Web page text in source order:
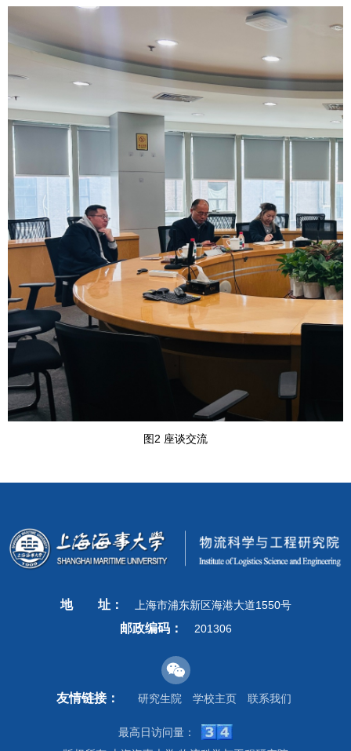
图2 座谈交流
地 址： 上海市浦东新区海港大道1550号
邮政编码： 201306
友情链接： 研究生院 学校主页 联系我们
最高日访问量：